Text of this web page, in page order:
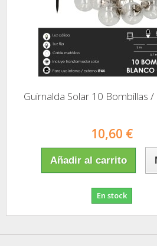
Guirnalda Solar 10 Bombillas /
10,60 €
Añadir al carrito
En stock